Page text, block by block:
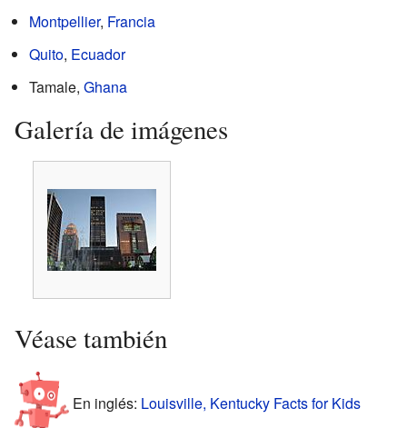
Montpellier, Francia
Quito, Ecuador
Tamale, Ghana
Galería de imágenes
Véase también
En inglés: Louisville, Kentucky Facts for Kids